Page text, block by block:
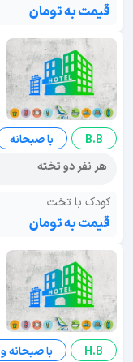
قیمت به تومان
B.B
با صبحانه
هر نفر دو تخته
کودک با تخت
قیمت به تومان
H.B
با صبحانه